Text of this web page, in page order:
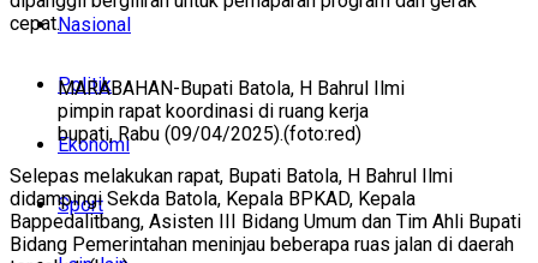
Nasional
Politik
Ekonomi
Sport
cepat.
MARABAHAN-Bupati Batola, H Bahrul Ilmi
pimpin rapat koordinasi di ruang kerja
bupati, Rabu (09/04/2025).(foto:red)
Selepas melakukan rapat, Bupati Batola, H Bahrul Ilmi
didampingi Sekda Batola, Kepala BPKAD, Kepala
Bappedalitbang, Asisten III Bidang Umum dan Tim Ahli Bupati
Bidang Pemerintahan meninjau beberapa ruas jalan di daerah